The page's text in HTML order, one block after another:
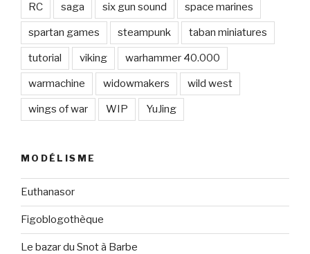
RC saga six gun sound space marines
spartan games steampunk taban miniatures
tutorial viking warhammer 40.000
warmachine widowmakers wild west
wings of war WIP YuJing
MODÉLISME
Euthanasor
Figoblogothèque
Le bazar du Snot à Barbe